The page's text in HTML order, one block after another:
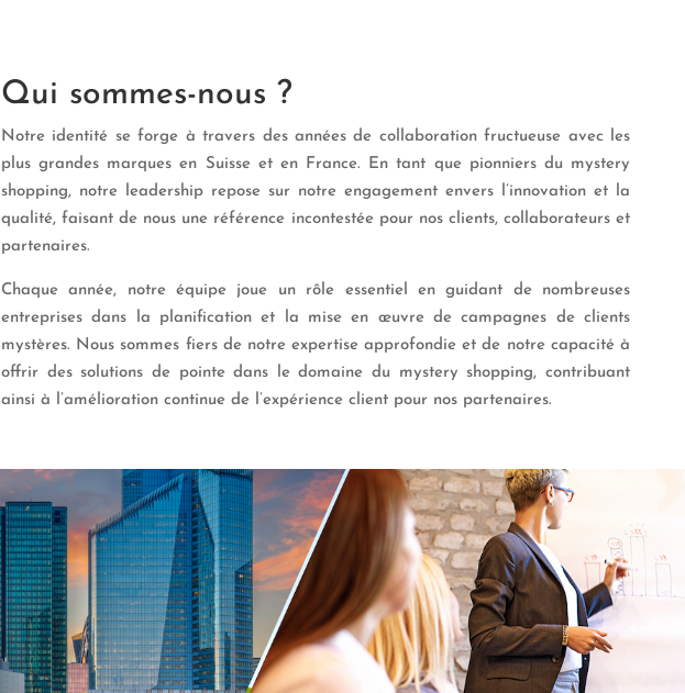
Qui sommes-nous ?
Notre identité se forge à travers des années de collaboration fructueuse avec les
plus grandes marques en Suisse et en France. En tant que pionniers du mystery
shopping, notre leadership repose sur notre engagement envers l’innovation et la
qualité, faisant de nous une référence incontestée pour nos clients, collaborateurs et
partenaires.
Chaque année, notre équipe joue un rôle essentiel en guidant de nombreuses
entreprises dans la planification et la mise en œuvre de campagnes de clients
mystères. Nous sommes fiers de notre expertise approfondie et de notre capacité à
offrir des solutions de pointe dans le domaine du mystery shopping, contribuant
ainsi à l’amélioration continue de l’expérience client pour nos partenaires.